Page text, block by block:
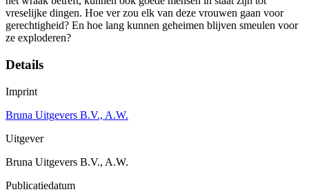
vreselijke dingen. Hoe ver zou elk van deze vrouwen gaan voor
gerechtigheid? En hoe lang kunnen geheimen blijven smeulen voor
ze exploderen?
Details
Imprint
Bruna Uitgevers B.V., A.W.
Uitgever
Bruna Uitgevers B.V., A.W.
Publicatiedatum